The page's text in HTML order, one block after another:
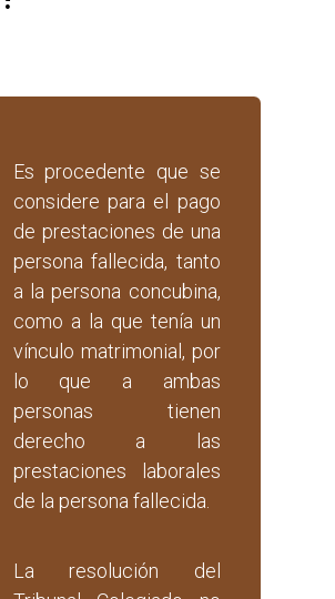
Es procedente que se
considere para el pago
de prestaciones de una
persona fallecida, tanto
a la persona concubina,
como a la que tenía un
vínculo matrimonial, por
lo que a ambas
personas tienen
derecho a las
prestaciones laborales
de la persona fallecida.
La resolución del